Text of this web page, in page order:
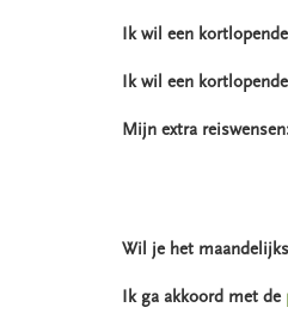
Ik wil een
Ik wil een
Mijn extra
Wil je het
Ik ga akkoord met de